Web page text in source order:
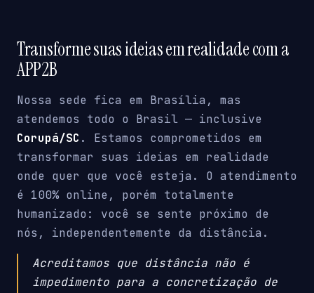
Transforme suas ideias em realidade com a
APP2B
Nossa sede fica em Brasília, mas
atendemos todo o Brasil — inclusive
Corupá/SC . Estamos comprometidos em
transformar suas ideias em realidade
onde quer que você esteja. O atendimento
é 100% online, porém totalmente
humanizado: você se sente próximo de
nós, independentemente da distância.
Acreditamos que distância não é
impedimento para a concretização de